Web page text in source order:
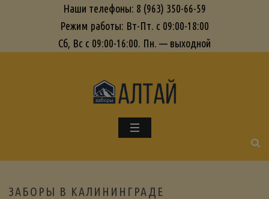
Наши телефоны: 8 (963) 350-66-59
Режим работы: Вт-Пт. с 09:00-18:00
Сб, Вс с 09:00-16:00. Пн. — выходной
ЗАБОРЫ В КАЛИНИНГРАДЕ